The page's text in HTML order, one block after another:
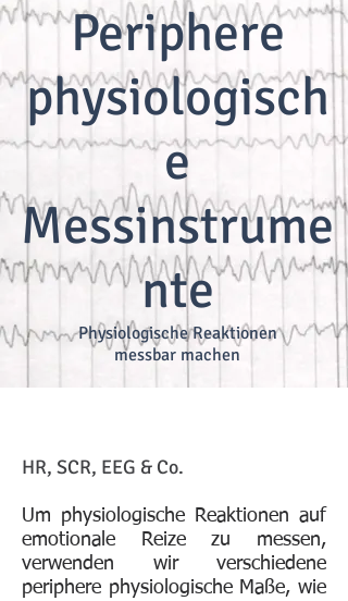
Periphere
physiologisch
e
Messinstrume
nte
Physiologische Reaktionen
messbar machen
HR, SCR, EEG & Co.
Um physiologische Reaktionen auf
emotionale Reize zu messen,
verwenden wir verschiedene
periphere physiologische Maße, wie